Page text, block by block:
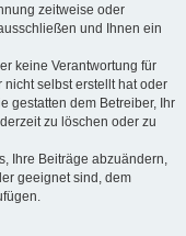
zeitweise oder
und Ihnen ein
keine Verantwortung für
selbst erstellt hat oder
gestatten dem Betreiber, Ihr
zu löschen oder zu
Ihre Beiträge abzuändern,
geeignet sind, dem